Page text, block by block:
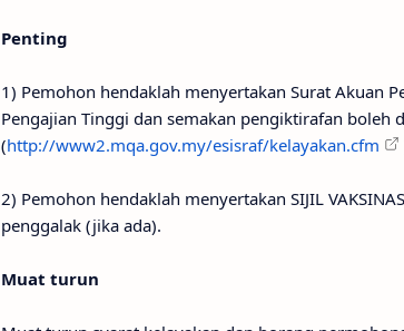
Penting
1) Pemohon hendaklah menyertakan Surat Akuan
Pengajian Tinggi dan semakan pengiktirafan boleh
(http://www2.mqa.gov.my/esisraf/kelayakan.cfm
2) Pemohon hendaklah menyertakan SIJIL
penggalak (jika ada).
Muat turun